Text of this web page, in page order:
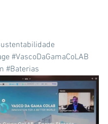
#VascoDaGamaCoLAB
#Baterias